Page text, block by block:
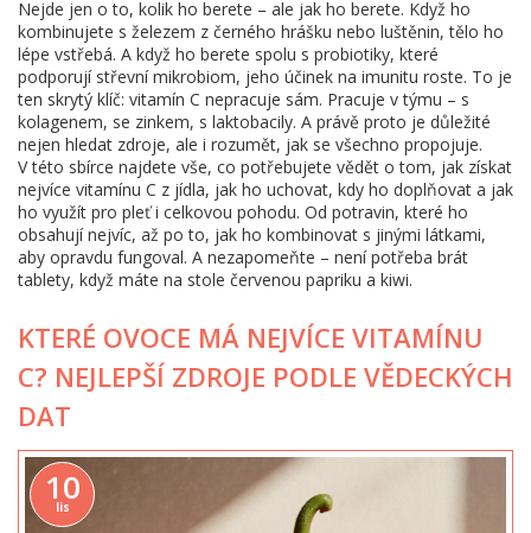
Nejde jen o to, kolik ho berete – ale jak ho berete. Když ho
kombinujete s železem z černého hrášku nebo luštěnin, tělo ho
lépe vstřebá. A když ho berete spolu s probiotiky, které
podporují střevní mikrobiom, jeho účinek na imunitu roste. To je
ten skrytý klíč: vitamín C nepracuje sám. Pracuje v týmu – s
kolagenem, se zinkem, s laktobacily. A právě proto je důležité
nejen hledat zdroje, ale i rozumět, jak se všechno propojuje.
V této sbírce najdete vše, co potřebujete vědět o tom, jak získat
nejvíce vitamínu C z jídla, jak ho uchovat, kdy ho doplňovat a jak
ho využít pro pleť i celkovou pohodu. Od potravin, které ho
obsahují nejvíc, až po to, jak ho kombinovat s jinými látkami,
aby opravdu fungoval. A nezapomeňte – není potřeba brát
tablety, když máte na stole červenou papriku a kiwi.
KTERÉ OVOCE MÁ NEJVÍCE VITAMÍNU
C? NEJLEPŠÍ ZDROJE PODLE VĚDECKÝCH
DAT
10
lis